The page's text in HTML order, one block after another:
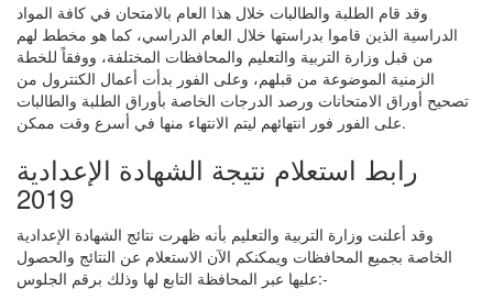
وقد قام الطلبة والطالبات خلال هذا العام بالامتحان في كافة المواد
الدراسية الذين قاموا بدراستها خلال العام الدراسي، كما هو مخطط لهم
من قبل وزارة التربية والتعليم والمحافظات المختلفة، ووفقاً للخطة
الزمنية الموضوعة من قبلهم، وعلى الفور بدأت أعمال الكنترول من
تصحيح أوراق الامتحانات ورصد الدرجات الخاصة بأوراق الطلبة والطالبات
على الفور فور انتهائهم ليتم الانتهاء منها في أسرع وقت ممكن.
رابط استعلام نتيجة الشهادة الإعدادية
2019
وقد أعلنت وزارة التربية والتعليم بأنه ظهرت نتائج الشهادة الإعدادية
الخاصة بجميع المحافظات ويمكنكم الآن الاستعلام عن النتائج والحصول
عليها عبر المحافظة التابع لها وذلك برقم الجلوس:-